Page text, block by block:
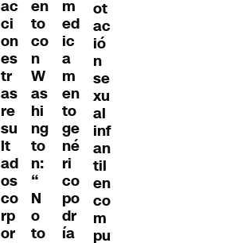
ac
ci
on
es
tr
as
re
su
lt
ad
os
co
rp
or
en
to
co
n
W
as
hi
ng
to
n:
“
N
o
to
m
ed
ic
a
m
en
to
ge
né
ri
co
po
dr
ía
ot
ac
ió
n
se
xu
al
inf
an
til
en
co
m
pu